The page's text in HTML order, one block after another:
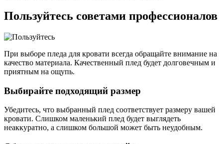
Пользуйтесь советами профессионалов
При выборе пледа для кровати всегда обращайте внимание на
качество материала. Качественный плед будет долговечным и
приятным на ощупь.
Выбирайте подходящий размер
Убедитесь, что выбранный плед соответствует размеру вашей
кровати. Слишком маленький плед будет выглядеть
неаккуратно, а слишком большой может быть неудобным.